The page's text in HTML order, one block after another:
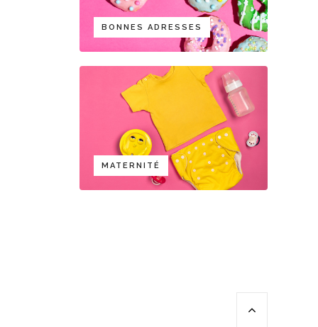
BONNES ADRESSES
MATERNITÉ